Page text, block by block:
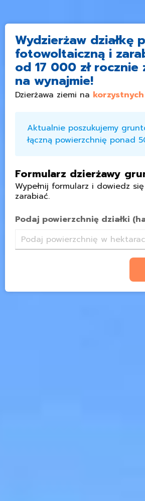
Wydzierżaw działkę
fotowoltaiczną i
od 17 000 zł rocznie
na wynajmie!
Dzierżawa ziemi na
Aktualnie poszukujemy
łączną powierzchnię ponad
Formularz dzierżawy
Wypełnij formularz i dowiedz
zarabiać.
Podaj powierzchnię działki